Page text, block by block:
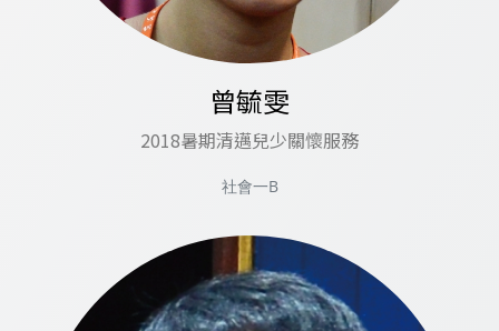
曾毓雯
2018暑期清邁兒少關懷服務
社會一B